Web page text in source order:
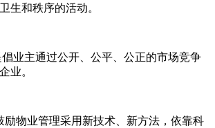
生和秩序的活动。
业主通过公开、公平、公正的市场竞争
业。
物业管理采用新技术、新方法，依靠科